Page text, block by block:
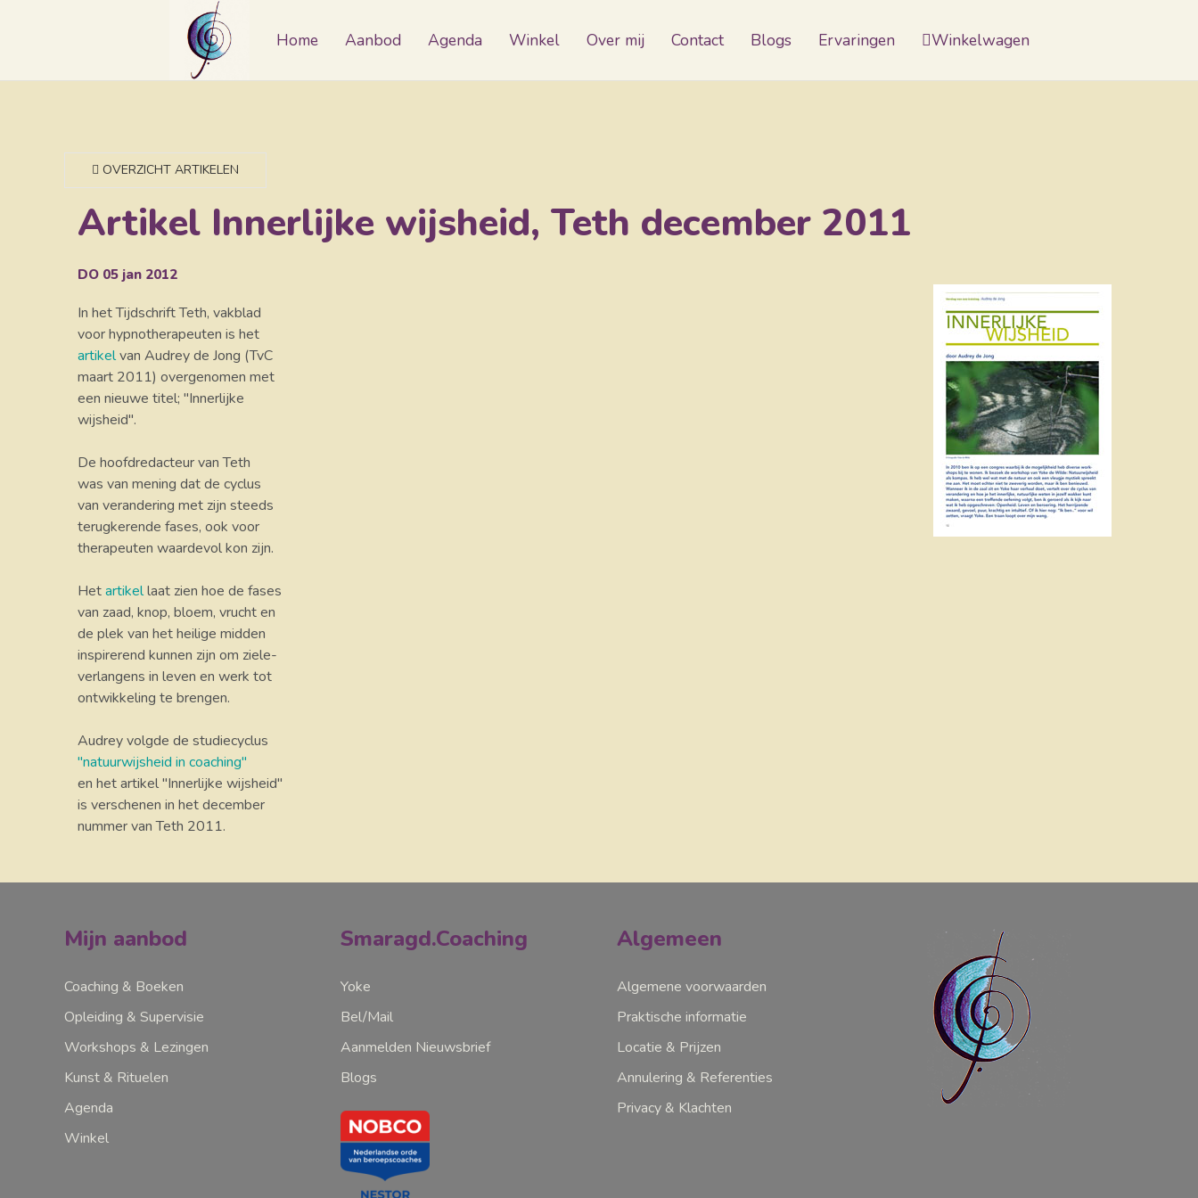
Home Aanbod Agenda Winkel Over mij Contact Blogs Ervaringen Winkelwagen
OVERZICHT ARTIKELEN
Artikel Innerlijke wijsheid, Teth december 2011
DO 05 jan 2012
In het Tijdschrift Teth, vakblad
voor hypnotherapeuten is het
artikelvan Audrey de Jong (TvC
maart 2011) overgenomen met
een nieuwe titel; "Innerlijke
wijsheid".
De hoofdredacteur van Teth
was van mening dat de cyclus
van verandering met zijn steeds
terugkerende fases, ook voor
therapeuten waardevol kon zijn.
Hetartikellaat zien hoe de fases
van zaad, knop, bloem, vrucht en
de plek van het heilige midden
inspirerend kunnen zijn om ziele-
verlangens in leven en werk tot
ontwikkeling te brengen.
Audrey volgde de studiecyclus
"natuurwijsheid in coaching"
en het artikel "Innerlijke wijsheid"
is verschenen in het december
nummer van Teth 2011.
Mijn aanbod
Coaching & Boeken
Opleiding & Supervisie
Workshops & Lezingen
Kunst & Rituelen
Agenda
Winkel
Smaragd.Coaching
Yoke
Bel/Mail
Aanmelden Nieuwsbrief
Blogs
Algemeen
Algemene voorwaarden
Praktische informatie
Locatie & Prijzen
Annulering & Referenties
Privacy & Klachten